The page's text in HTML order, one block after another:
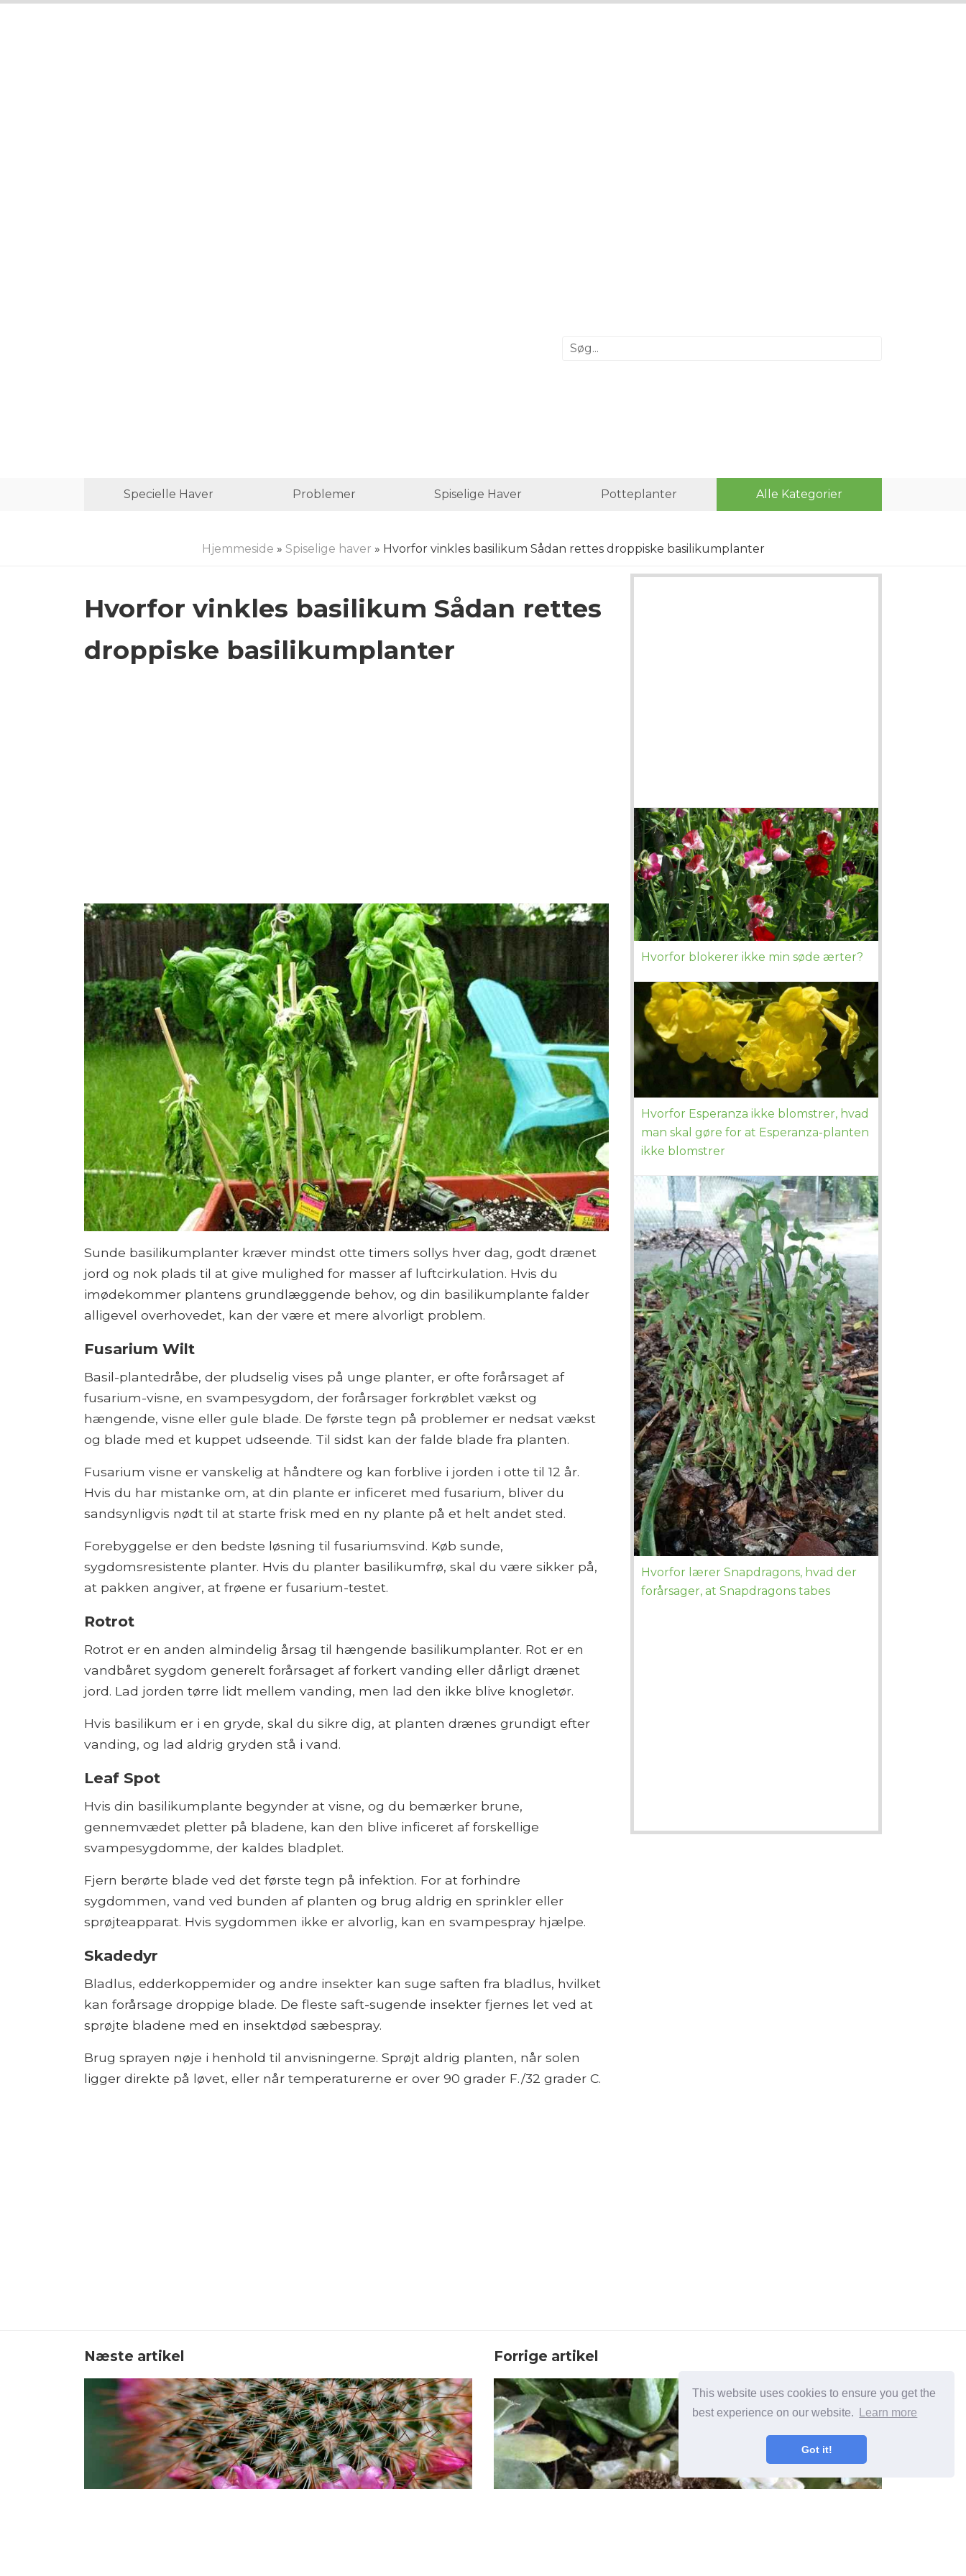
This website uses cookies to ensure you get the
best experience on our website.
Learn more
Got it!
Specielle Haver Problemer Spiselige Haver Potteplanter Alle Kategorier
Hjemmeside » Spiselige haver » Hvorfor vinkles basilikum Sådan rettes droppiske basilikumplanter
Hvorfor vinkles basilikum Sådan rettes
droppiske basilikumplanter
Sunde basilikumplanter kræver mindst otte timers sollys hver dag, godt drænet
jord og nok plads til at give mulighed for masser af luftcirkulation. Hvis du
imødekommer plantens grundlæggende behov, og din basilikumplante falder
alligevel overhovedet, kan der være et mere alvorligt problem.
Fusarium Wilt
Basil-plantedråbe, der pludselig vises på unge planter, er ofte forårsaget af
fusarium-visne, en svampesygdom, der forårsager forkrøblet vækst og
hængende, visne eller gule blade. De første tegn på problemer er nedsat vækst
og blade med et kuppet udseende. Til sidst kan der falde blade fra planten.
Fusarium visne er vanskelig at håndtere og kan forblive i jorden i otte til 12 år.
Hvis du har mistanke om, at din plante er inficeret med fusarium, bliver du
sandsynligvis nødt til at starte frisk med en ny plante på et helt andet sted.
Forebyggelse er den bedste løsning til fusariumsvind. Køb sunde,
sygdomsresistente planter. Hvis du planter basilikumfrø, skal du være sikker på,
at pakken angiver, at frøene er fusarium-testet.
Rotrot
Rotrot er en anden almindelig årsag til hængende basilikumplanter. Rot er en
vandbåret sygdom generelt forårsaget af forkert vanding eller dårligt drænet
jord. Lad jorden tørre lidt mellem vanding, men lad den ikke blive knogletør.
Hvis basilikum er i en gryde, skal du sikre dig, at planten drænes grundigt efter
vanding, og lad aldrig gryden stå i vand.
Leaf Spot
Hvis din basilikumplante begynder at visne, og du bemærker brune,
gennemvædet pletter på bladene, kan den blive inficeret af forskellige
svampesygdomme, der kaldes bladplet.
Fjern berørte blade ved det første tegn på infektion. For at forhindre
sygdommen, vand ved bunden af ​​planten og brug aldrig en sprinkler eller
sprøjteapparat. Hvis sygdommen ikke er alvorlig, kan en svampespray hjælpe.
Skadedyr
Bladlus, edderkoppemider og andre insekter kan suge saften fra bladlus, hvilket
kan forårsage droppige blade. De fleste saft-sugende insekter fjernes let ved at
sprøjte bladene med en insektdød sæbespray.
Brug sprayen nøje i henhold til anvisningerne. Sprøjt aldrig planten, når solen
ligger direkte på løvet, eller når temperaturerne er over 90 grader F./32 grader C.
Hvorfor blokerer ikke min søde ærter?
Hvorfor Esperanza ikke blomstrer, hvad
man skal gøre for at Esperanza-planten
ikke blomstrer
Hvorfor lærer Snapdragons, hvad der
forårsager, at Snapdragons tabes
Næste artikel Forrige artikel